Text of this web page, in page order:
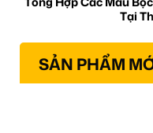
Tại
SẢN PHẨM